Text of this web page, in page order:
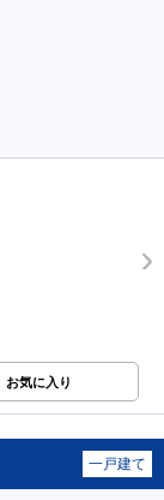
お気に入り
一戸建て